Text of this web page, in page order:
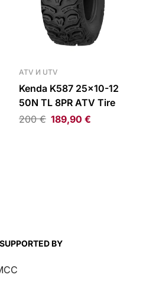
ATV И UTV
Kenda K587 25×10-12
50N TL 8PR ATV Tire
200€ 189,90 €
BY